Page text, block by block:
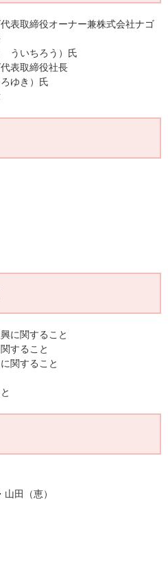
表取締役オーナー兼株式会社ナゴ
ういちろう）氏
表取締役社長
ゆき）氏
に関すること
すること
関すること
田（恵）